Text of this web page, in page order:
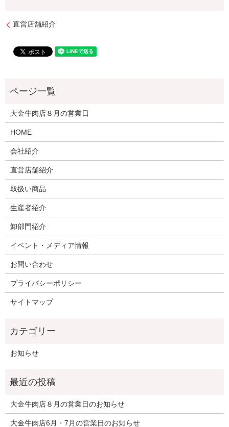
直営店舗紹介
大金牛肉店８月の営業日
HOME
会社紹介
直営店舗紹介
取扱い商品
生産者紹介
卸部門紹介
イベント・メディア情報
お問い合わせ
プライバシーポリシー
サイトマップ
お知らせ
大金牛肉店８月の営業日のお知らせ
大金牛肉店6月・7月の営業日のお知らせ